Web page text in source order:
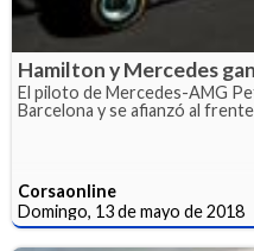
Hamilton y Mercedes
El piloto de Mercedes-AMG
Barcelona y se afianzó al
Corsaonline
Domingo, 13 de mayo de 2018